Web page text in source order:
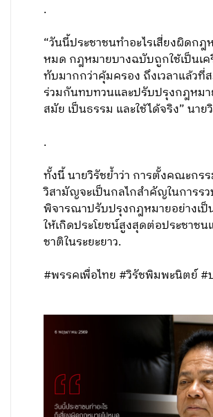
.
“วันนี้ประชาชนทำอะไรเสี่ยงผิดกฎ
หมด กฎหมายบางฉบับถูกใช้เป็นเ
ทับมากกว่าคุ้มครอง ถึงเวลาแล้วที่
ร่วมกันทบทวนและปรับปรุงกฎหม
สมัย เป็นธรรม และใช้ได้จริง” นาย
.
ทั้งนี้ นายวิรัชย้ำว่า การตั้งคณะกร
วิสามัญจะเป็นกลไกสำคัญในการร
พิจารณาปรับปรุงกฎหมายอย่างเป็
ให้เกิดประโยชน์สูงสุดต่อประชาชน
ชาติในระยะยาว.
#พรรคเพื่อไทย #วิรัชพิมพะนิตย์ #